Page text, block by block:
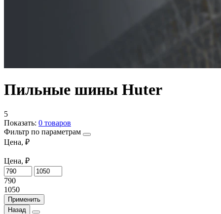
Пильные шины Huter
5
Показать: 0 товаров
Фильтр по параметрам
Цена, ₽
Цена, ₽
790
1050
Применить
Назад